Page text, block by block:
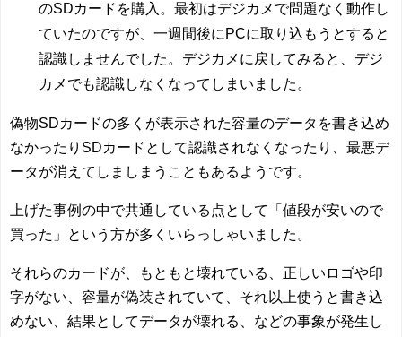
のSDカードを購入。最初はデジカメで問題なく動作し
ていたのですが、一週間後にPCに取り込もうとすると
認識しませんでした。デジカメに戻してみると、デジ
カメでも認識しなくなってしまいました。
偽物SDカードの多くが表示された容量のデータを書き込め
なかったりSDカードとして認識されなくなったり、最悪デ
ータが消えてしましまうこともあるようです。
上げた事例の中で共通している点として「値段が安いので
買った」という方が多くいらっしゃいました。
それらのカードが、もともと壊れている、正しいロゴや印
字がない、容量が偽装されていて、それ以上使うと書き込
めない、結果としてデータが壊れる、などの事象が発生し